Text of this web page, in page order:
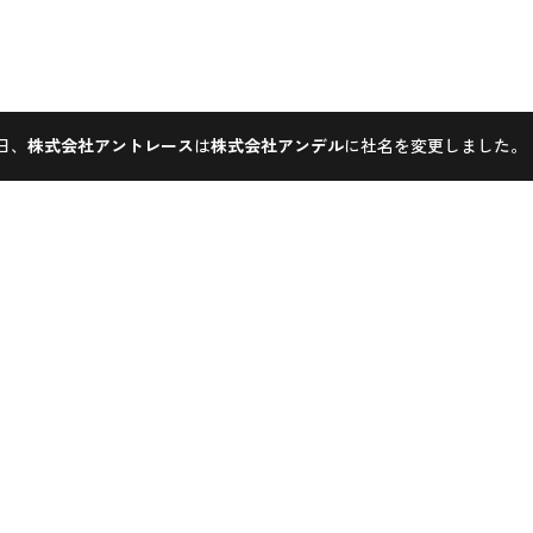
株式会社アントレースは株式会社アンデルに社名を変更しました。